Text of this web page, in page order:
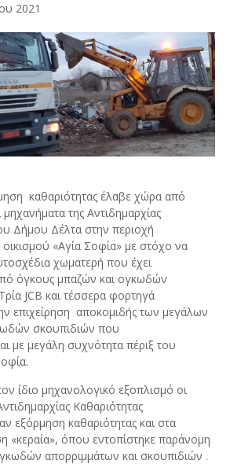
2021
καθαριότητας έλαβε χώρα από
της Αντιδημαρχίας
Δήμου Δέλτα στην περιοχή
οικισμού «Αγία Σοφία» με στόχο να
χωματερή που έχει
όγκους μπαζών και ογκωδών
JCB και τέσσερα φορτηγά
επιχείρηση αποκομιδής των μεγάλων
σκουπιδιών που
με μεγάλη συχνότητα πέριξ του
ίδιο μηχανολογικό εξοπλισμό οι
Καθαριότητας
εξόρμηση καθαριότητας και στα
«κεραία», όπου εντοπίστηκε παράνομη
απορριμμάτων και σκουπιδιών .